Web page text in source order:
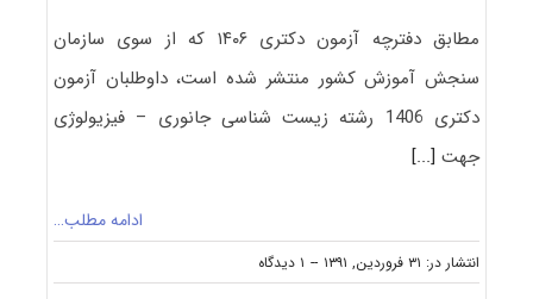
مطابق دفترچه آزمون دکتری ۱۴۰۶ که از سوی سازمان
سنجش آموزش کشور منتشر شده است، داوطلبان آزمون
دکتری 1406 رشته زیست شناسی جانوری – فیزیولوژی
جهت[...]
ادامه مطلب…
انتشار در: ۳۱ فروردین, ۱۳۹۱ -- ۱ دیدگاه
on
سرفصل